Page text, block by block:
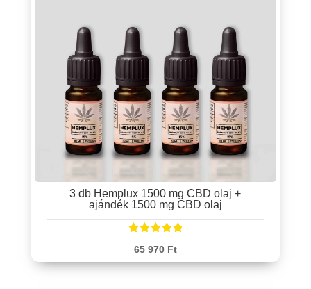
3 db Hemplux 1500 mg CBD olaj +
ajándék 1500 mg CBD olaj
5.00
/ 5
65 970 Ft